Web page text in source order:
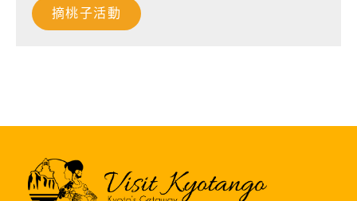
摘桃子活動